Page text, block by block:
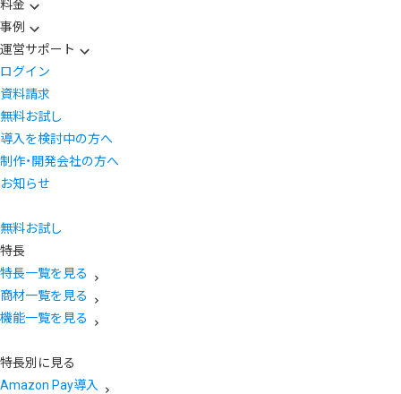
料金
事例
運営サポート
ログイン
資料請求
無料お試し
導入を検討中の方へ
制作・開発会社の方へ
お知らせ
無料お試し
特長
特長一覧を見る
商材一覧を見る
機能一覧を見る
特長別に見る
Amazon Pay導入